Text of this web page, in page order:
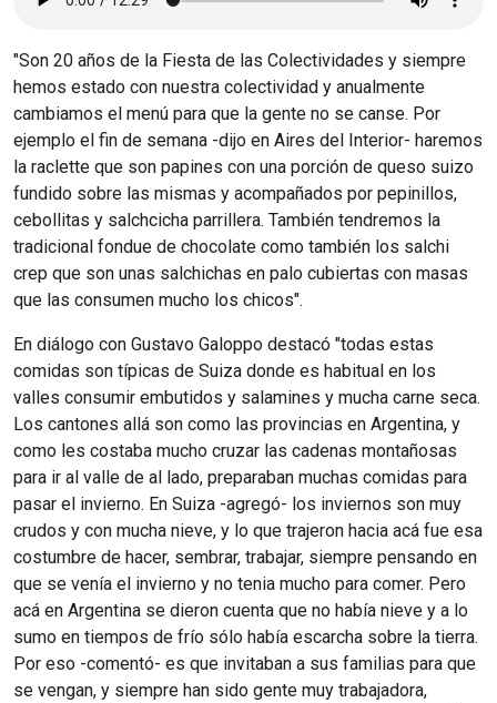
"Son 20 años de la Fiesta de las Colectividades y siempre
hemos estado con nuestra colectividad y anualmente
cambiamos el menú para que la gente no se canse. Por
ejemplo el fin de semana -dijo en Aires del Interior- haremos
la raclette que son papines con una porción de queso suizo
fundido sobre las mismas y acompañados por pepinillos,
cebollitas y salchcicha parrillera. También tendremos la
tradicional fondue de chocolate como también los salchi
crep que son unas salchichas en palo cubiertas con masas
que las consumen mucho los chicos".
En diálogo con Gustavo Galoppo destacó "todas estas
comidas son típicas de Suiza donde es habitual en los
valles consumir embutidos y salamines y mucha carne seca.
Los cantones allá son como las provincias en Argentina, y
como les costaba mucho cruzar las cadenas montañosas
para ir al valle de al lado, preparaban muchas comidas para
pasar el invierno. En Suiza -agregó- los inviernos son muy
crudos y con mucha nieve, y lo que trajeron hacia acá fue esa
costumbre de hacer, sembrar, trabajar, siempre pensando en
que se venía el invierno y no tenia mucho para comer. Pero
acá en Argentina se dieron cuenta que no había nieve y a lo
sumo en tiempos de frío sólo había escarcha sobre la tierra.
Por eso -comentó- es que invitaban a sus familias para que
se vengan, y siempre han sido gente muy trabajadora,